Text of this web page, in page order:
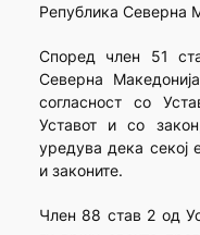
Република Северна
Според член 51
Северна
согласност со
Уставот и со
уредува дека секој
и законите.
Член 88 став 2 од